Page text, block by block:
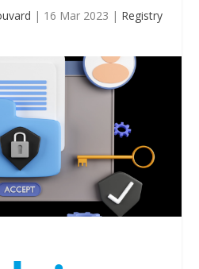
| 16 Mar 2023 | Registry